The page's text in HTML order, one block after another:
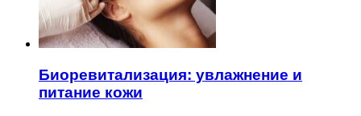
Биоревитализация: увлажнение и
питание кожи